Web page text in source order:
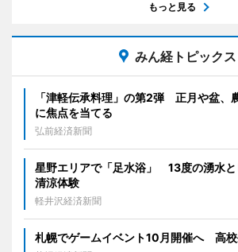
もっと見る
みん経トピックス
「津軽伝承料理」の第2弾 正月や盆、
に焦点を当てる
弘前経済新聞
星野エリアで「足水浴」 13度の湧水と
清涼体験
軽井沢経済新聞
札幌でゲームイベント10月開催へ 高